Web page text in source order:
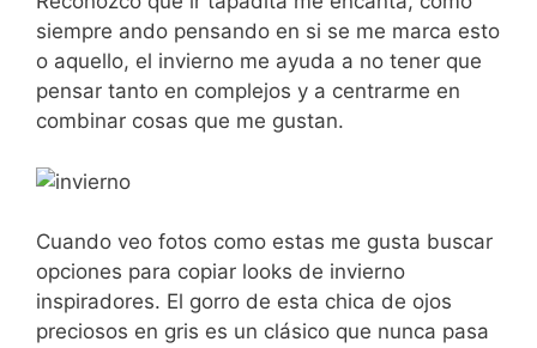
siempre ando pensando en si se me marca esto
o aquello, el invierno me ayuda a no tener que
pensar tanto en complejos y a centrarme en
combinar cosas que me gustan.
Cuando veo fotos como estas me gusta buscar
opciones para copiar looks de invierno
inspiradores. El gorro de esta chica de ojos
preciosos en gris es un clásico que nunca pasa